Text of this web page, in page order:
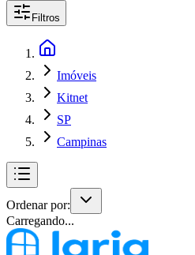
Filtros
Imóveis
Kitnet
SP
Campinas
Ordenar por:
Carregando...